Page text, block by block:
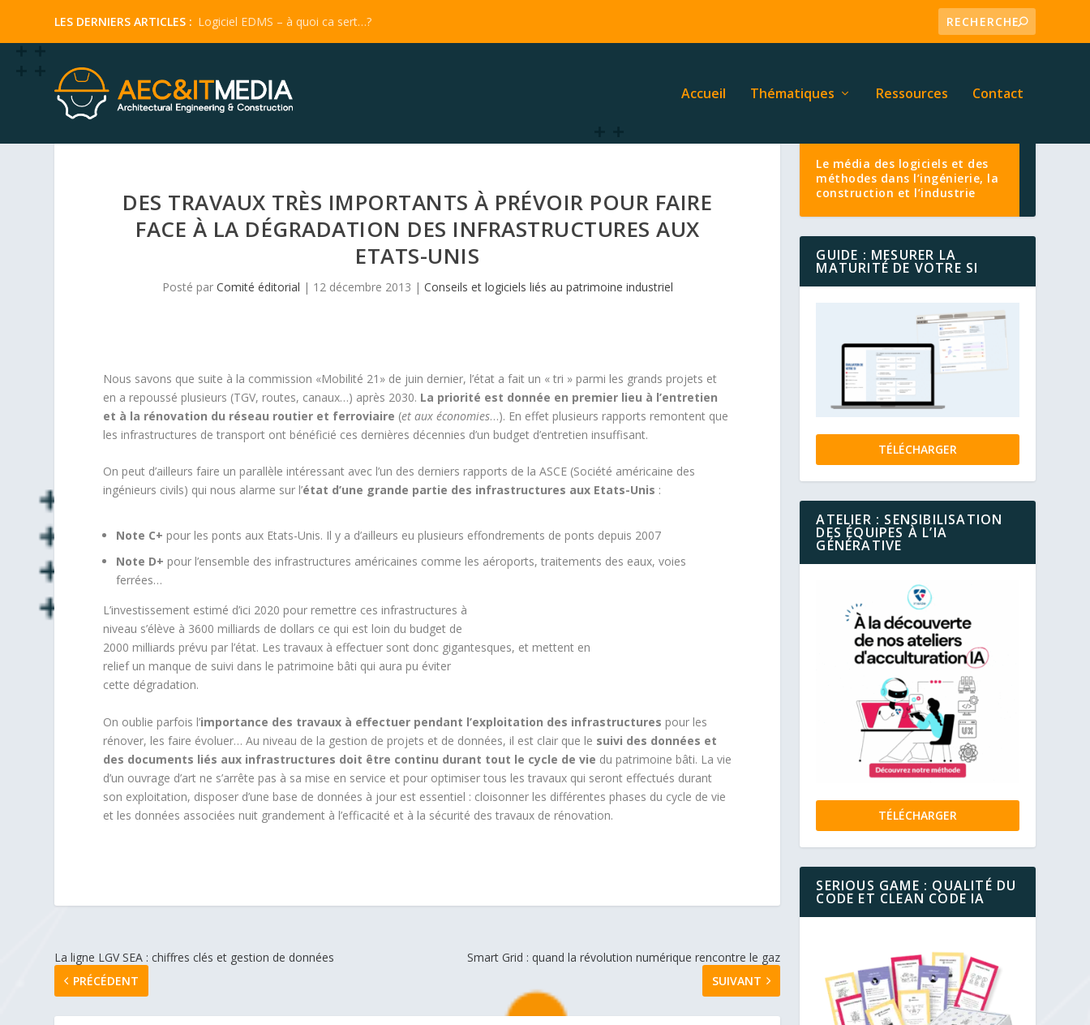
Logiciel EDMS – à quoi ca sert…?
Accueil Thématiques Ressources Contact
DES TRAVAUX TRÈS IMPORTANTS À PRÉVOIR POUR FAIRE
FACE À LA DÉGRADATION DES INFRASTRUCTURES AUX
ETATS-UNIS
Posté par Comité éditorial | 12 décembre 2013 | Conseils et logiciels liés au patrimoine industriel
Nous savons que suite à la commission «Mobilité 21» de juin dernier, l’état a fait un « tri » parmi les grands projets et
en a repoussé plusieurs (TGV, routes, canaux…) après 2030. La priorité est donnée en premier lieu à l’entretien
et à la rénovation du réseau routier et ferroviaire (et aux économies…). En effet plusieurs rapports remontent que
les infrastructures de transport ont bénéficié ces dernières décennies d’un budget d’entretien insuffisant.
On peut d’ailleurs faire un parallèle intéressant avec l’un des derniers rapports de la ASCE (Société américaine des
ingénieurs civils) qui nous alarme sur l’état d’une grande partie des infrastructures aux Etats-Unis :
Note C+ pour les ponts aux Etats-Unis. Il y a d’ailleurs eu plusieurs effondrements de ponts depuis 2007
Note D+ pour l’ensemble des infrastructures américaines comme les aéroports, traitements des eaux, voies
ferrées…
L’investissement estimé d’ici 2020 pour remettre ces infrastructures à
niveau s’élève à 3600 milliards de dollars ce qui est loin du budget de
2000 milliards prévu par l’état. Les travaux à effectuer sont donc gigantesques, et mettent en
relief un manque de suivi dans le patrimoine bâti qui aura pu éviter
cette dégradation.
On oublie parfois l’importance des travaux à effectuer pendant l’exploitation des infrastructures pour les
rénover, les faire évoluer… Au niveau de la gestion de projets et de données, il est clair que le suivi des données et
des documents liés aux infrastructures doit être continu durant tout le cycle de vie du patrimoine bâti. La vie
d’un ouvrage d’art ne s’arrête pas à sa mise en service et pour optimiser tous les travaux qui seront effectués durant
son exploitation, disposer d’une base de données à jour est essentiel : cloisonner les différentes phases du cycle de vie
et les données associées nuit grandement à l’efficacité et à la sécurité des travaux de rénovation.
La ligne LGV SEA : chiffres clés et gestion de données
PRÉCÉDENT
Smart Grid : quand la révolution numérique rencontre le gaz
SUIVANT
Le média des logiciels et des
méthodes dans l’ingénierie, la
construction et l’industrie
GUIDE : MESURER LA
MATURITÉ DE VOTRE SI
TÉLÉCHARGER
ATELIER : SENSIBILISATION
DES ÉQUIPES À L’IA
GÉNÉRATIVE
TÉLÉCHARGER
SERIOUS GAME : QUALITÉ DU
CODE ET CLEAN CODE IA